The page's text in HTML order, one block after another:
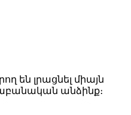
են լրացնել միայն
անձինք։